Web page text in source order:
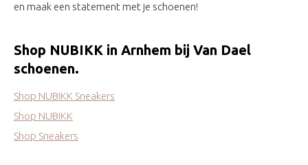
en maak een statement met je schoenen!
Shop NUBIKK in Arnhem bij Van Dael
schoenen.
Shop NUBIKK Sneakers
Shop NUBIKK
Shop Sneakers